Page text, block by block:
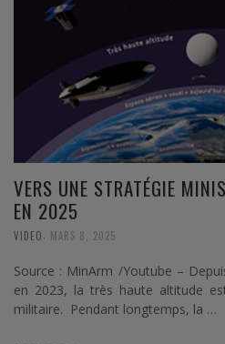
VERS UNE STRATÉGIE
EN 2025
VIDEO, MARS 8, 2025
Source : MinArm /Youtube –
en 2023, la très haute altitude
militaire. Pendant longtemps, la …